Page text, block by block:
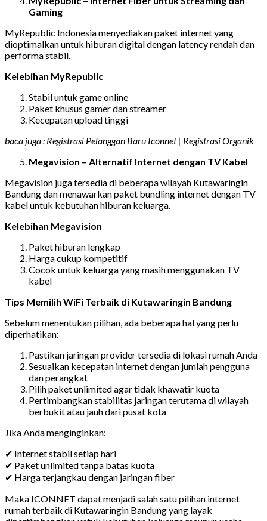
Gaming
MyRepublic Indonesia menyediakan paket internet yang
dioptimalkan untuk hiburan digital dengan latency rendah dan
performa stabil.
Kelebihan MyRepublic
Stabil untuk game online
Paket khusus gamer dan streamer
Kecepatan upload tinggi
baca juga : Registrasi Pelanggan Baru Iconnet | Registrasi Organik
Megavision – Alternatif Internet dengan TV Kabel
Megavision juga tersedia di beberapa wilayah Kutawaringin
Bandung dan menawarkan paket bundling internet dengan TV
kabel untuk kebutuhan hiburan keluarga.
Kelebihan Megavision
Paket hiburan lengkap
Harga cukup kompetitif
Cocok untuk keluarga yang masih menggunakan TV
kabel
Tips Memilih WiFi Terbaik di Kutawaringin Bandung
Sebelum menentukan pilihan, ada beberapa hal yang perlu
diperhatikan:
Pastikan jaringan provider tersedia di lokasi rumah Anda
Sesuaikan kecepatan internet dengan jumlah pengguna
dan perangkat
Pilih paket unlimited agar tidak khawatir kuota
Pertimbangkan stabilitas jaringan terutama di wilayah
berbukit atau jauh dari pusat kota
Jika Anda menginginkan:
✔ Internet stabil setiap hari
✔ Paket unlimited tanpa batas kuota
✔ Harga terjangkau dengan jaringan fiber
Maka ICONNET dapat menjadi salah satu pilihan internet
rumah terbaik di Kutawaringin Bandung yang layak